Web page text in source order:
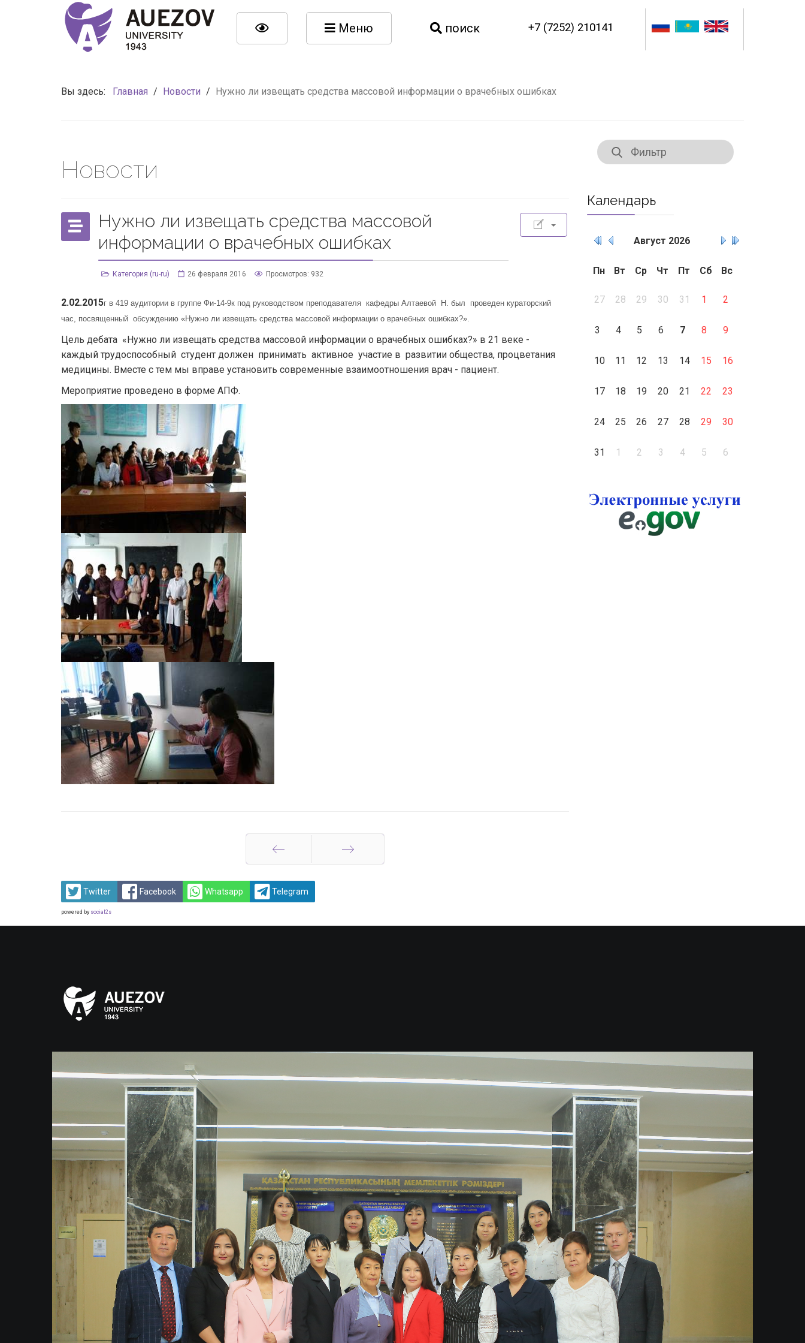
Меню поиск +7 (7252) 210141
Вы здесь: Главная / Новости / Нужно ли извещать средства массовой информации о врачебных ошибках
Новости
Нужно ли извещать средства массовой
информации о врачебных ошибках
Категория (ru-ru) 26 февраля 2016 Просмотров: 932
2.02.2015г в 419 аудитории в группе Фи-14-9к под руководством преподавателя кафедры Алтаевой Н. был проведен кураторский
час, посвященный обсуждению «Нужно ли извещать средства массовой информации о врачебных ошибках?».
Цель дебата «Нужно ли извещать средства массовой информации о врачебных ошибках?» в 21 веке -
каждый трудоспособный студент должен принимать активное участие в развитии общества, процветания
медицины. Вместе с тем мы вправе установить современные взаимоотношения врач - пациент.
Мероприятие проведено в форме АПФ.
Назад
Twitter Facebook Whatsapp Telegram
powered by social2s
Календарь
Август 2026
Пн Вт Ср Чт Пт Сб Вс
27 28 29 30 31 1 2
3 4 5 6 7 8 9
10 11 12 13 14 15 16
17 18 19 20 21 22 23
24 25 26 27 28 29 30
31 1 2 3 4 5 6